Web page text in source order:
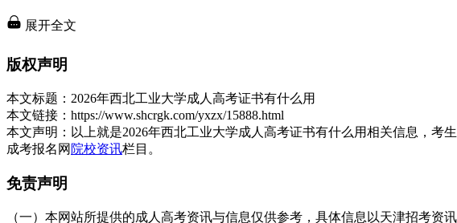
展开全文
版权声明
本文标题： 2026年西北工业大学成人高考证书有什么用
本文链接： https://www.shcrgk.com/yxzx/15888.html
本文声明： 以上就是2026年西北工业大学成人高考证书有什么用相关信息，
成考报名网 院校资讯栏目。
免责声明
（一）本网站所提供的成人高考资讯与信息仅供参考，具体信息以天津招考资讯